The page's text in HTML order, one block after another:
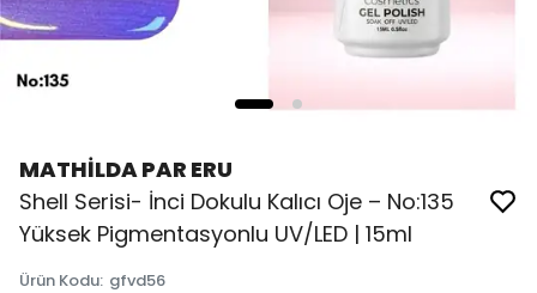
MATHİLDA PAR ERU
Shell Serisi- İnci Dokulu Kalıcı Oje – No:135
Yüksek Pigmentasyonlu UV/LED | 15ml
Ürün Kodu: gfvd56